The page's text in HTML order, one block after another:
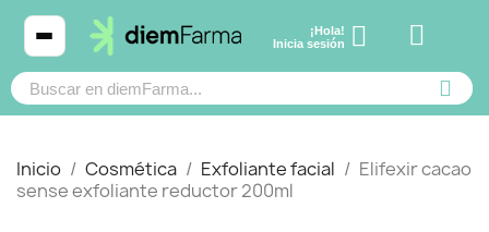
¡Hola!
Inicia sesión
Ver carrito
Inicio Cosmética Exfoliante facial
Elifexir cacao
sense exfoliante reductor 200ml